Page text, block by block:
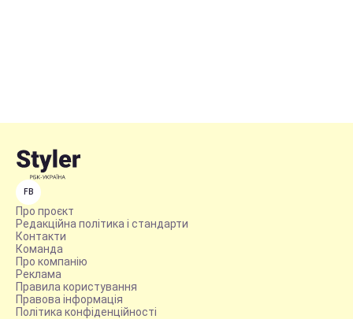
FB
Про проєкт
Редакційна політика і стандарти
Контакти
Команда
Про компанію
Реклама
Правила користування
Правова інформація
Політика конфіденційності